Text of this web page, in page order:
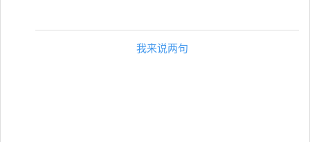
我来说两句